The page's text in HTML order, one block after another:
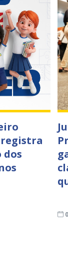
registra